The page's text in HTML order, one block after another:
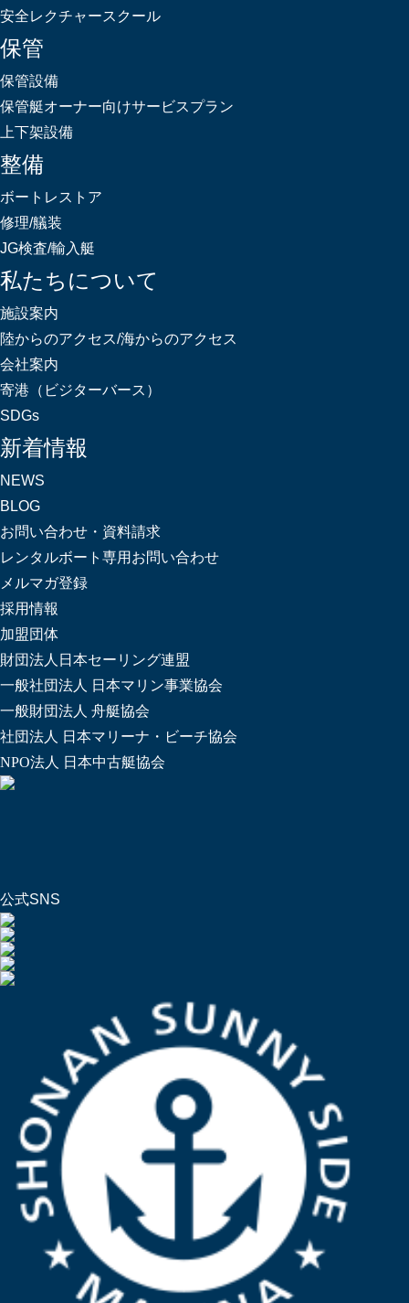
安全レクチャースクール
保管
保管設備
保管艇オーナー向けサービスプラン
上下架設備
整備
ボートレストア
修理/艤装
JG検査/輸入艇
私たちについて
施設案内
陸からのアクセス/海からのアクセス
会社案内
寄港（ビジターバース）
SDGs
新着情報
NEWS
BLOG
お問い合わせ・資料請求
レンタルボート専用お問い合わせ
メルマガ登録
採用情報
加盟団体
財団法人日本セーリング連盟
一般社団法人 日本マリン事業協会
一般財団法人 舟艇協会
社団法人 日本マリーナ・ビーチ協会
NPO法人 日本中古艇協会
公式SNS